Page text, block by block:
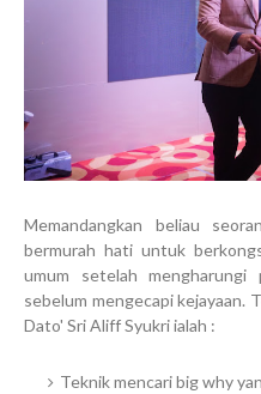
Memandangkan beliau
bermurah hati untuk
umum setelah mengharungi
sebelum mengecapi kejayaan.
Dato' Sri Aliff Syukri ialah :
Teknik mencari big why